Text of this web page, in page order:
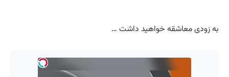
به زودی معاشقه خواهید داشت …